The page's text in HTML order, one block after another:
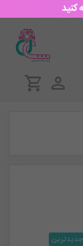
جدیدترین